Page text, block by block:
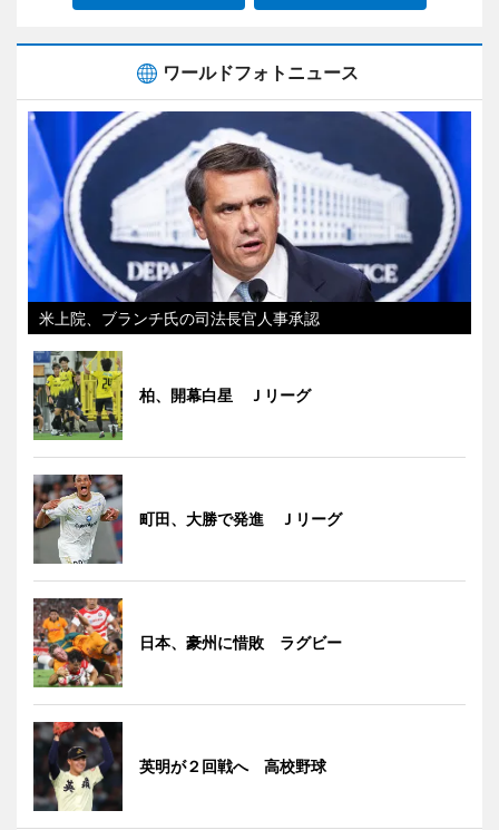
ワールドフォトニュース
米上院、ブランチ氏の司法長官人事承認
柏、開幕白星 Ｊリーグ
町田、大勝で発進 Ｊリーグ
日本、豪州に惜敗 ラグビー
英明が２回戦へ 高校野球